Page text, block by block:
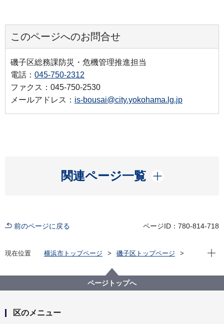
このページへのお問合せ
磯子区総務課防災・危機管理推進担当
電話： 045-750-2312
ファクス：045-750-2530
メールアドレス： is-bousai@city.yokohama.lg.jp
関連ページ一覧
開く
前のページに戻る ページID：780-814-718
現在位置 横浜市トップページ
磯子区トップページ
現在
ページトップへ
区のメニュー